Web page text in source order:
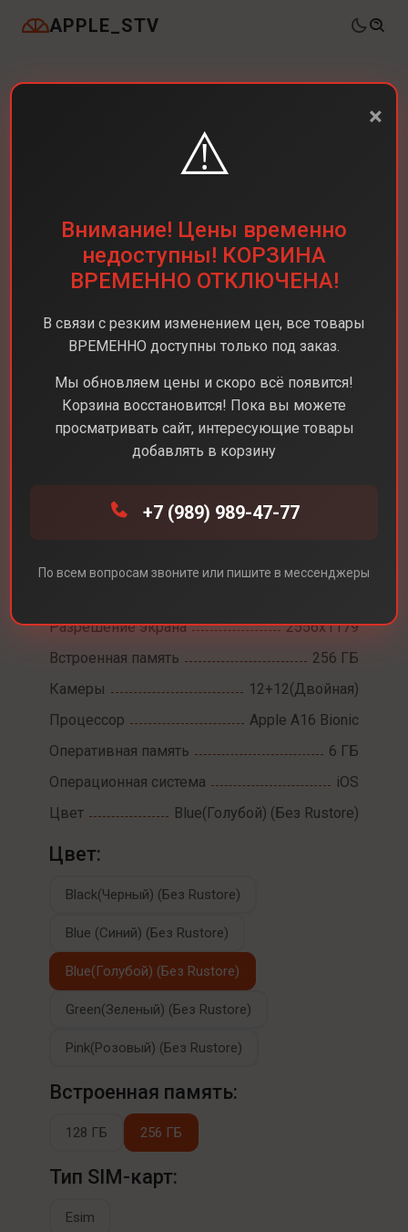
APPLE_STV
Смартфоны iPhone 15
Разрешение экрана
2556x1179
Встроенная память
256 ГБ
Камеры
12+12(Двойная)
Процессор
Apple A16 Bionic
Оперативная память
6 ГБ
Операционная система
iOS
Цвет
Blue(Голубой) (Без Rustore)
Цвет:
Black(Черный) (Без Rustore)
Blue (Синий) (Без Rustore)
Blue(Голубой) (Без Rustore)
Green(Зеленый) (Без Rustore)
Pink(Розовый) (Без Rustore)
Встроенная память:
128 ГБ 256 ГБ
Тип SIM-карт:
Esim
×
⚠️
Внимание! Цены временно
недоступны! КОРЗИНА
ВРЕМЕННО ОТКЛЮЧЕНА!
В связи с резким изменением цен, все товары
ВРЕМЕННО доступны только под заказ.
Мы обновляем цены и скоро всё появится!
Корзина восстановится! Пока вы можете
просматривать сайт, интересующие товары
добавлять в корзину
+7 (989) 989-47-77
По всем вопросам звоните или пишите в мессенджеры